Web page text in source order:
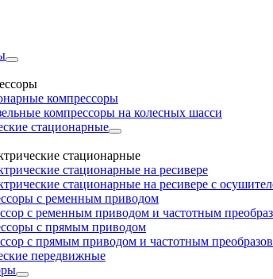
компрессоры
компрессоры на колесных шасси
стационарные
стационарные
стационарные на ресивере
стационарные на ресивере с
с ременным приводом
с ременным приводом и частотным
с прямым приводом
с прямым приводом и частотным
передвижные